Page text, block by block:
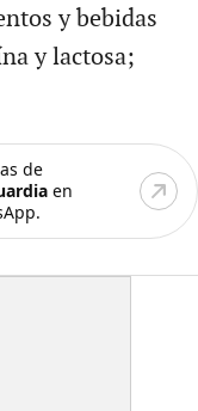
y bebidas
y lactosa;
de
en